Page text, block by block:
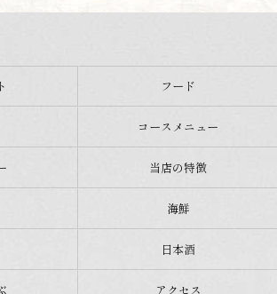
フード
コースメニュー
当店の特徴
海鮮
日本酒
アクセス